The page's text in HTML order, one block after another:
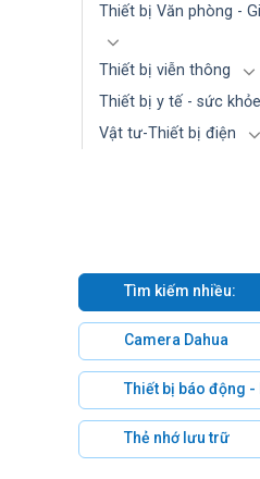
Thiết bị Văn phòng -
Thiết bị viễn thông
Thiết bị y tế - sức khỏe
Vật tư-Thiết bị điện
Tìm kiếm nhiều:
Camera Dahua
Thiết bị báo động -
Thẻ nhớ lưu trữ